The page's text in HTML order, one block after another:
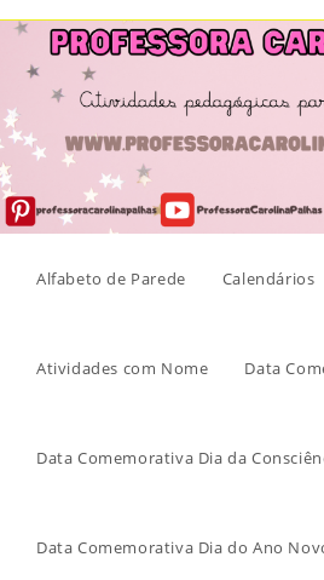
Skip
content
Alfabeto de Parede Calendários
Atividades com Nome Data
Data Comemorativa Dia da
Data Comemorativa Dia do Ano